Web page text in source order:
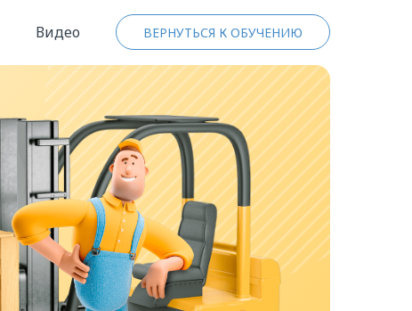
Видео ВЕРНУТЬСЯ К ОБУЧЕНИЮ